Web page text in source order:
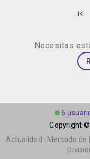
Necesitas
6
Copyright
Actualidad · Mercado de